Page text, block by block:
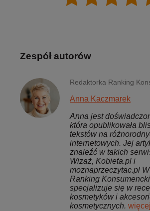
Zespół autorów
Redaktorka Ranking
Anna Kaczmarek
Anna jest
która opublikowała
tekstów na
internetowych. Jej
znaleźć w takich
Wizaż, Kobieta.pl i
moznaprzeczytac.pl
Ranking
specjalizuje się w
kosmetyków i
kosmetycznych.